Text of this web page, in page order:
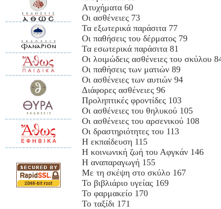
Ατυχήματα 60
Οι ασθένειες 73
Τα εξωτερικά παράσιτα 77
Οι παθήσεις του δέρματος 79
Τα εσωτερικά παράσιτα 81
Οι λοιμώδεις ασθένειες του σκύλου
Οι παθήσεις των ματιών 89
Οι ασθένειες των αυτιών 94
Διάφορες ασθένειες 96
Προληπτικές φροντίδες 103
Οι ασθένειες του θηλυκού 105
Οι ασθένειες του αρσενικού 108
Οι δραστηριότητες του 113
Η εκπαίδευση 115
Η κοινωνική ζωή του Αφγκάν 146
Η αναπαραγωγή 155
Με τη σκέψη στο σκύλο 167
Το βιβλιάριο υγείας 169
Το φαρμακείο 170
Το ταξίδι 171